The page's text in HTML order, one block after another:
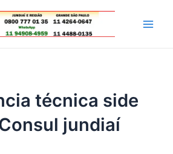
técnica side
jundiaí